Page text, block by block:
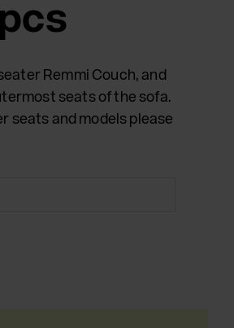
Remmi Couch, and
seats of the sofa.
seats and models please